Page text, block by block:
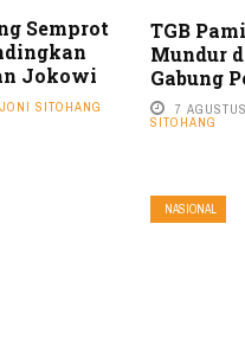
Semprot
Jokowi
JONI SITOHANG
TGB
Mundur
Gabung
7
SITOHANG
NASIONAL